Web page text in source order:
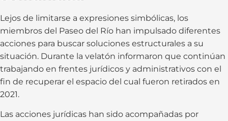
Lejos de limitarse a expresiones simbólicas, los
miembros del Paseo del Río han impulsado diferentes
acciones para buscar soluciones estructurales a su
situación. Durante la velatón informaron que continúan
trabajando en frentes jurídicos y administrativos con el
fin de recuperar el espacio del cual fueron retirados en
2021.
Las acciones jurídicas han sido acompañadas por